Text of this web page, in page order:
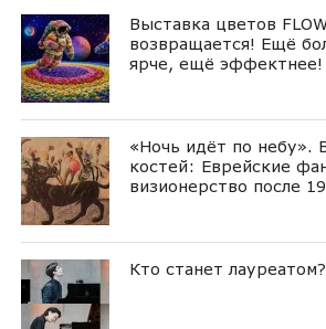
Выставка цветов
возвращается! Ещё
ярче, ещё эффектнее!
«Ночь идёт по небу».
костей: Еврейские
визионерство после
Кто станет лауреатом?